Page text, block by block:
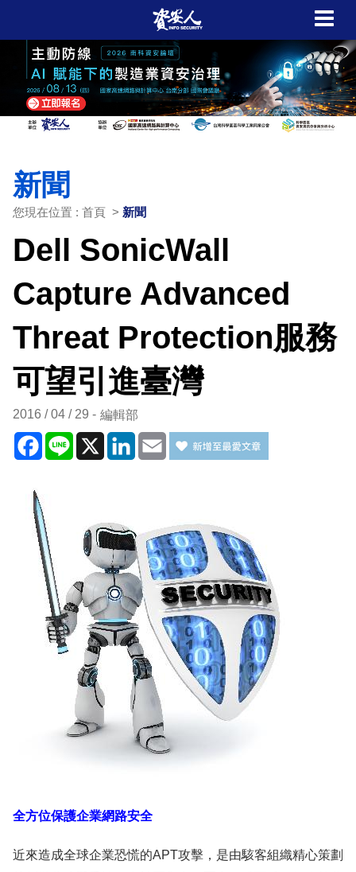
新聞
您現在位置 : 首頁 > 新聞
Dell SonicWall
Capture Advanced
Threat Protection服務
可望引進臺灣
2016 / 04 / 29 編輯部
Facebook
Line X LinkedIn
Email
全方位保護企業網路安全
近來造成全球企業恐慌的APT攻擊，是由駭客組織精心策劃